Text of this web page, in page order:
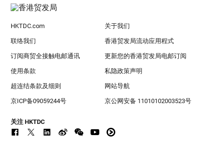
HKTDC.com 关于我们
联络我们 香港贸发局流动应用程式
订阅商贸全接触电邮通讯 更新您的香港贸发局电邮订阅
使用条款 私隐政策声明
超连结条款及细则 网站导航
京ICP备09059244号 京公网安备 11010102003523号
关注 HKTDC